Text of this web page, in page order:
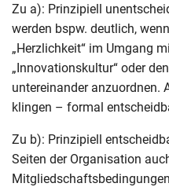
Zu a): Prinzipiell
werden bspw. deutlich,
„Herzlichkeit“ im Umgang
„Innovationskultur“ oder
untereinander anzuordnen.
klingen – formal
Zu b): Prinzipiell
Seiten der Organisation